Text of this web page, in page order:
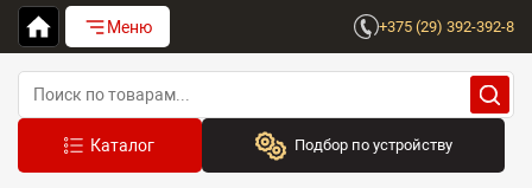
Меню +375 (29) 392-392-8
Подбор по устройству